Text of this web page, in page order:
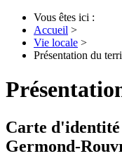
Vous êtes ici :
Accueil >
Vie locale >
Présentation du
Carte d'identité
Germond-